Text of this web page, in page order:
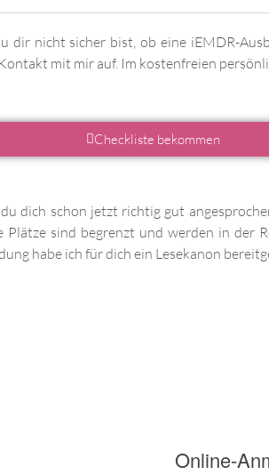
dir nicht sicher bist, ob eine iEMDR-
mit mir auf. Im kostenfreien
Checkliste bekommen
dich schon jetzt richtig gut
Plätze sind begrenzt und werden in der
habe ich für dich ein Lesekanon
Online-